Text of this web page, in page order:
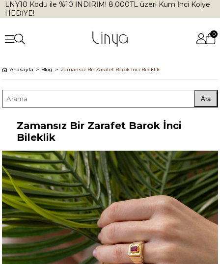
LNY10 Kodu ile %10 İNDİRİM! 8.000TL üzeri Kum İnci Kolye
HEDİYE!
0
Anasayfa Blog Zamansız Bir Zarafet Barok İnci Bileklik
Ara
Zamansız Bir Zarafet Barok İnci
Bileklik